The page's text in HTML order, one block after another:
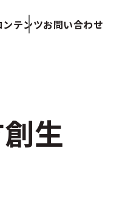
テンツお問い合わせ
生